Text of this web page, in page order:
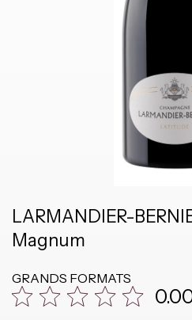
LARMANDIER-
Magnum
GRANDS FORMATS